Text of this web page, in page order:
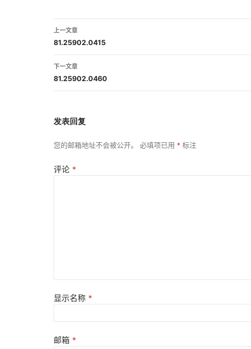
文
章
导
航
上一文章
81.25902.0415
下一文章
81.25902.0460
发表回复
您的邮箱地址不会被公开。 必填项已用 * 标注
评论 *
显示名称 *
邮箱 *